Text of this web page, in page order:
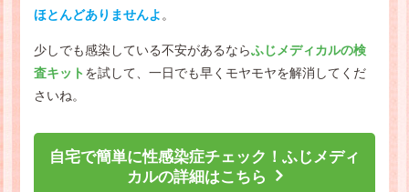
ほとんどありませんよ 。
少しでも感染している不安があるならふじメディカルの検
査キット を試して、一日でも早くモヤモヤを解消してくだ
さいね。
自宅で簡単に性感染症チェック！ふじメディ
カルの詳細はこちら